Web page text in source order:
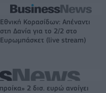
Εθνική Κορασίδων: Απέναντι
στη Δανία για το 2/2 στο
Ευρωμπάσκετ (live stream)
2 δισ. ευρώ ανοίγει